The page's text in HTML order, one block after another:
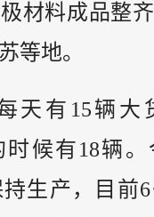
材料成品整
等地。
天有15辆大
时候有18辆。
生产，目前